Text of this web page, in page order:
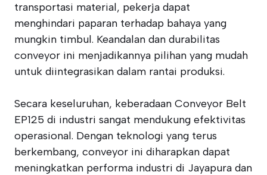
transportasi material, pekerja dapat
menghindari paparan terhadap bahaya yang
mungkin timbul. Keandalan dan durabilitas
conveyor ini menjadikannya pilihan yang mudah
untuk diintegrasikan dalam rantai produksi.
Secara keseluruhan, keberadaan Conveyor Belt
EP125 di industri sangat mendukung efektivitas
operasional. Dengan teknologi yang terus
berkembang, conveyor ini diharapkan dapat
meningkatkan performa industri di Jayapura dan